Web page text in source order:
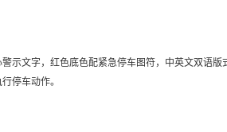
示文字，红色底色配紧急停车图符，中英文双语
停车动作。